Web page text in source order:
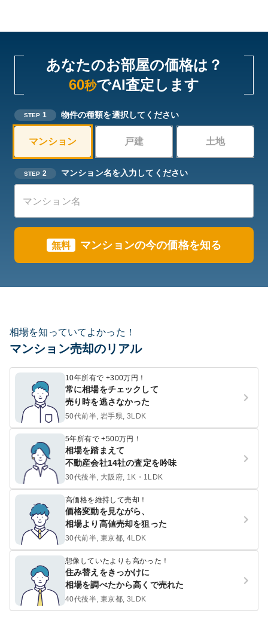
あなたのお部屋の価格は？
60秒でAI査定します
STEP 1 物件の種類を選択してください
マンション 戸建 土地
STEP 2 マンション名を入力してください
無料 マンションの今の価格を知る
相場を知っていてよかった！
マンション売却のリアル
10年所有で +300万円！
常に相場をチェックして
売り時を逃さなかった
50代前半, 岩手県, 3LDK
5年所有で +500万円！
相場を踏まえて
不動産会社14社の査定を吟味
30代後半, 大阪府, 1K・1LDK
高価格を維持して売却！
価格変動を見ながら、
相場より高値売却を狙った
30代前半, 東京都, 4LDK
想像していたよりも高かった！
住み替えをきっかけに
相場を調べたから高くで売れた
40代後半, 東京都, 3LDK